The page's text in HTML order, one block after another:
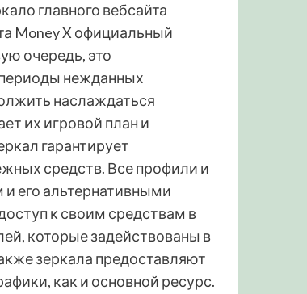
главного вебсайта
Money X официальный
очередь, это
нежданных
наслаждаться
их игровой план и
гарантирует
средств. Все профили и
его альтернативными
к своим средствам в
которые задействованы в
зеркала предоставляют
как и основной ресурс.